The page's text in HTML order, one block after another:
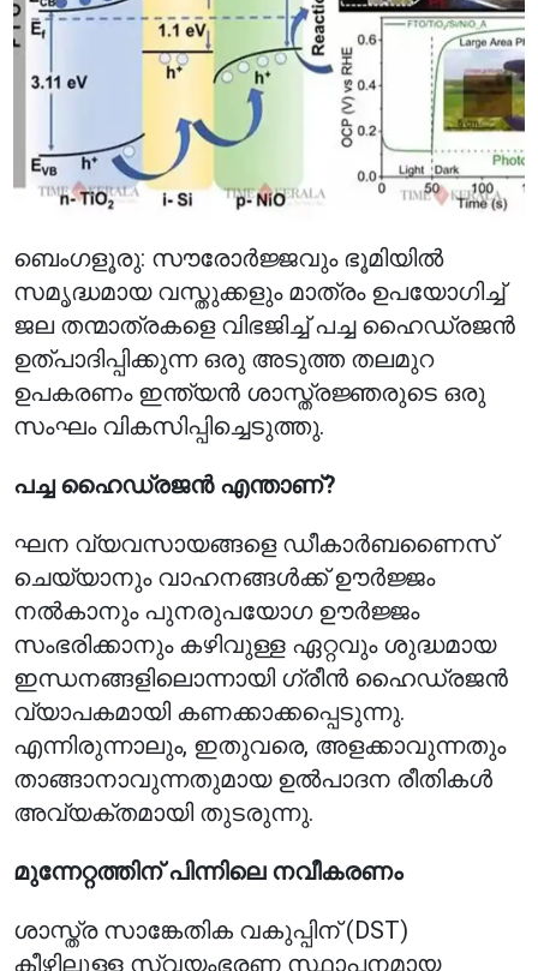
ബെംഗളൂരു: സൗരോർജ്ജവും ഭൂമിയിൽ
സമൃദ്ധമായ വസ്തുക്കളും മാത്രം ഉപയോഗിച്ച്
ജല തന്മാത്രകളെ വിഭജിച്ച് പച്ച ഹൈഡ്രജൻ
ഉത്പാദിപ്പിക്കുന്ന ഒരു അടുത്ത തലമുറ
ഉപകരണം ഇന്ത്യൻ ശാസ്ത്രജ്ഞരുടെ ഒരു
സംഘം വികസിപ്പിച്ചെടുത്തു.
പച്ച ഹൈഡ്രജൻ എന്താണ്?
ഘന വ്യവസായങ്ങളെ ഡീകാർബണൈസ്
ചെയ്യാനും വാഹനങ്ങൾക്ക് ഊർജ്ജം
നൽകാനും പുനരുപയോഗ ഊർജ്ജം
സംഭരിക്കാനും കഴിവുള്ള ഏറ്റവും ശുദ്ധമായ
ഇന്ധനങ്ങളിലൊന്നായി ഗ്രീൻ ഹൈഡ്രജൻ
വ്യാപകമായി കണക്കാക്കപ്പെടുന്നു.
എന്നിരുന്നാലും, ഇതുവരെ, അളക്കാവുന്നതും
താങ്ങാനാവുന്നതുമായ ഉൽ‌പാദന രീതികൾ
അവ്യക്തമായി തുടരുന്നു.
മുന്നേറ്റത്തിന് പിന്നിലെ നവീകരണം
ശാസ്ത്ര സാങ്കേതിക വകുപ്പിന് (DST)
കീഴിലുള്ള സ്വയംഭരണ സ്ഥാപനമായ